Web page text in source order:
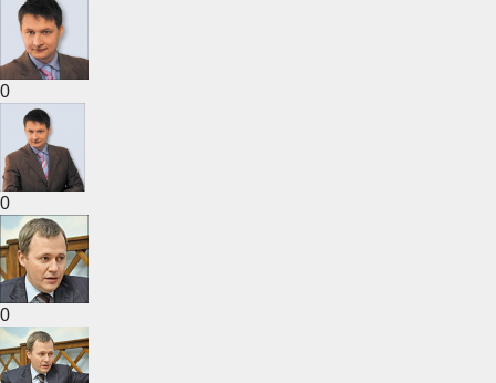
0
0
0